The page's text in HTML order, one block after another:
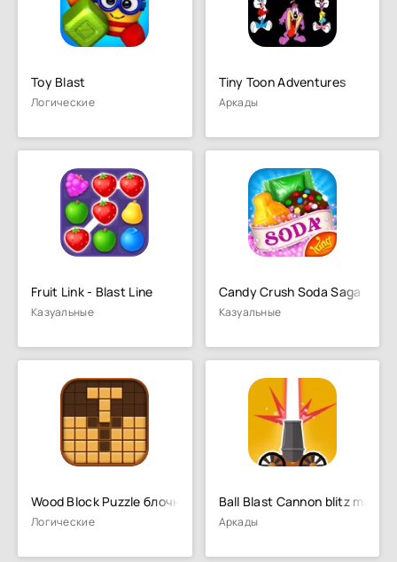
Toy Blast
Логические
Tiny Toon Adventures
Аркады
Fruit Link - Blast Line
Казуальные
Candy Crush Soda Saga
Казуальные
Wood Block Puzzle блочная игра
Логические
Ball Blast Cannon blitz mania
Аркады